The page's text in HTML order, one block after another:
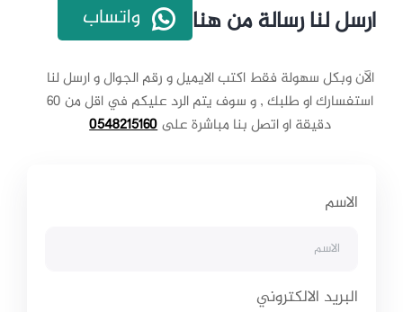
ارسل لنا رسالة من هنا واتساب
الآن وبكل سهولة فقط اكتب الايميل و رقم الجوال و ارسل لنا
استفسارك او طلبك , و سوف يتم الرد عليكم في اقل من 60
دقيقة او اتصل بنا مباشرة على0548215160
الاسم
البريد الالكتروني